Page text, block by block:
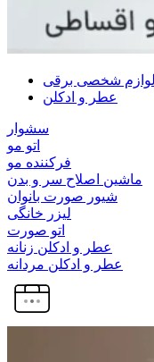
لوازم شخصی برقی
عطر و ادکلن
سشوار
اتو مو
فرکننده مو
ماشین اصلاح سر و بدن
شیور صورت بانوان
لیزر خانگی
اتو صورت
عطر و ادکلن زنانه
عطر و ادکلن مردانه